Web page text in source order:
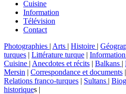
Cuisine
Information
Télévision
Contact
Photographies | Arts | Histoire |
turques | Littérature turque | Information
Cuisine | Anecdotes et récits | Balkans |
Mersin | Correspondance et documents |
Relations franco-turques | Sultans |
historiques |